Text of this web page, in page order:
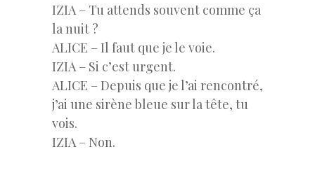
IZIA – Tu attends souvent comme ça
la nuit ?
ALICE – Il faut que je le voie.
IZIA – Si c’est urgent.
ALICE – Depuis que je l’ai rencontré,
j’ai une sirène bleue sur la tête, tu
vois.
IZIA – Non.